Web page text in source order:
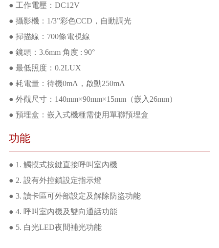
● 工作電壓：DC12V
● 攝影機：1/3”彩色CCD，自動調光
● 掃描線：700條電視線
● 鏡頭：3.6mm 角度 : 90°
● 最低照度：0.2LUX
● 耗電量：待機0mA，啟動250mA
● 外觀尺寸：140mm×90mm×15mm（嵌入26mm）
● 預埋盒：嵌入式機種需使用單聯預埋盒
功能
● 1. 觸摸式按鍵直接呼叫室內機
● 2. 設有外控鎖設定指示燈
● 3. 讀卡區可外部設定及解除防盜功能
● 4. 呼叫室內機及雙向通話功能
● 5. 白光LED夜間補光功能